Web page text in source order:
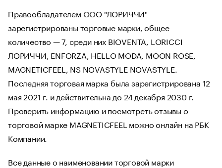
Правообладателем ООО "ЛОРИЧЧИ"
зарегистрированы торговые марки, общее
количество — 7, среди них BIOVENTA, LORICCI
ЛОРИЧЧИ, ENFORZA, HELLO MODA, MOON ROSE,
MAGNETICFEEL, NS NOVASTYLE NOVASTYLE.
Последняя торговая марка была зарегистрирована 12
мая 2021 г. и действительна до 24 декабря 2030 г.
Проверить информацию и посмотреть отзывы о
торговой марке MAGNETICFEEL можно онлайн на РБК
Компании.
Все данные о наименовании торговой марки